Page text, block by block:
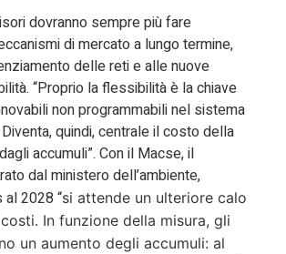
dovranno sempre più fare
di mercato a lungo termine,
delle reti e alle nuove
“Proprio la flessibilità è la chiave
non programmabili nel sistema
quindi, centrale il costo della
accumuli”. Con il Macse, il
dal ministero dell’ambiente,
2028 “si attende un ulteriore calo
In funzione della misura, gli
un aumento degli accumuli: al